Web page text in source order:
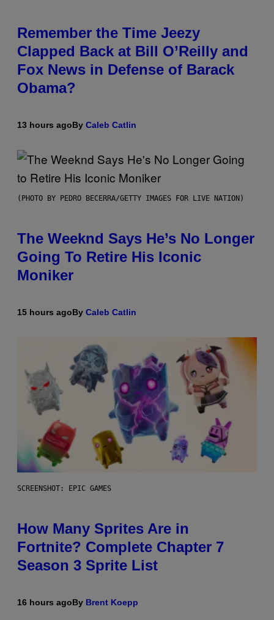
Remember the Time Jeezy
Clapped Back at Bill O’Reilly and
Fox News in Defense of Barack
Obama?
13 hours agoBy Caleb Catlin
(PHOTO BY PEDRO BECERRA/GETTY IMAGES FOR LIVE NATION)
The Weeknd Says He’s No Longer
Going To Retire His Iconic
Moniker
15 hours agoBy Caleb Catlin
SCREENSHOT: EPIC GAMES
How Many Sprites Are in
Fortnite? Complete Chapter 7
Season 3 Sprite List
16 hours agoBy Brent Koepp